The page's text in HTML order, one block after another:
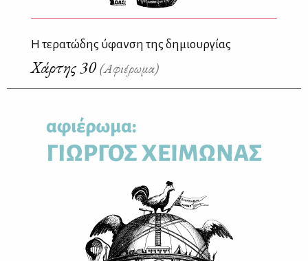
Η τερατώδης ύφανση της δημιουργίας
Χάρτης 30(Αφιέρωμα)